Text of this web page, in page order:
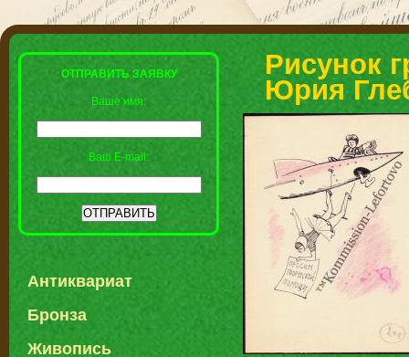
ОТПРАВИТЬ ЗАЯВКУ
Ваше имя:
Ваш E-mail:
Антиквариат
Бронза
Живопись
Рисунок
Юрия